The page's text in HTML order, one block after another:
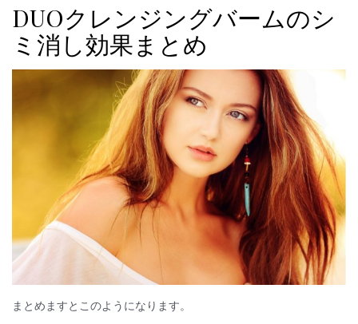
DUOクレンジングバームのシ
ミ消し効果まとめ
まとめますとこのようになります。